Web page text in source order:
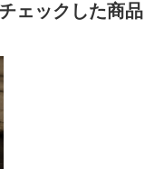
チェックした商品